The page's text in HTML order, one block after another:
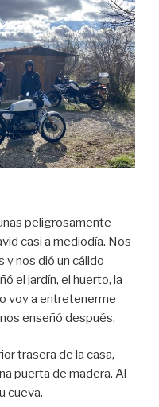
peligrosamente
casi a mediodía. Nos
y nos dió un cálido
el jardín, el huerto, la
voy a entretenerme
enseñó después.
trasera de la casa,
puerta de madera. Al
cueva.